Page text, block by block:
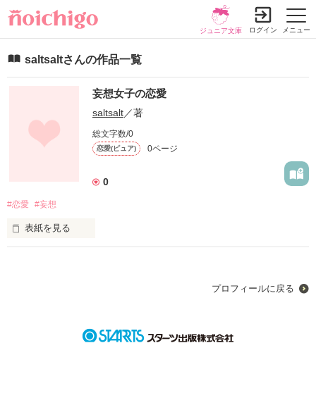
メニュー
ジュニア文庫 ログイン
saltsaltさんの作品一覧
妄想女子の恋愛
saltsalt／著
総文字数/0
恋愛(ピュア) 0ページ
0
#恋愛 #妄想
表紙を見る
そんななか、あなたに出会ったわたしは。。。
あなたで頭の中がいっぱいに
プロフィールに戻る